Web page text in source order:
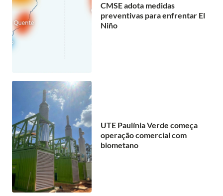
CMSE adota medidas
preventivas para enfrentar El
Niño
UTE Paulínia Verde começa
operação comercial com
biometano